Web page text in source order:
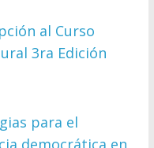
al Curso
3ra Edición
para el